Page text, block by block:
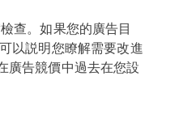
查。如果您的廣告目
以説明您瞭解需要改進
廣告競價中過去在您設